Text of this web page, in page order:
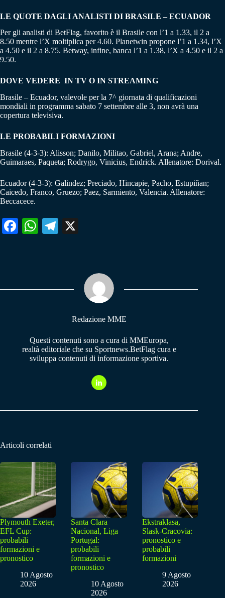
LE QUOTE DAGLI ANALISTI DI BRASILE – ECUADOR
Per gli analisti di BetFlag, favorito è il Brasile con l’1 a 1.33, il 2 a
8.50 mentre l’X moltiplica per 4.60. Planetwin propone l’1 a 1.34, l’X
a 4.50 e il 2 a 8.75. Betway, infine, banca l’1 a 1.38, l’X a 4.50 e il 2 a
9.50.
DOVE VEDERE IN TV O IN STREAMING
Brasile – Ecuador, valevole per la 7^ giornata di qualificazioni
mondiali in programma sabato 7 settembre alle 3, non avrà una
copertura televisiva.
LE PROBABILI FORMAZIONI
Brasile (4-3-3): Alisson; Danilo, Militao, Gabriel, Arana; Andre,
Guimaraes, Paqueta; Rodrygo, Vinicius, Endrick. Allenatore: Dorival.
Ecuador (4-3-3): Galindez; Preciado, Hincapie, Pacho, Estupiñan;
Caicedo, Franco, Gruezo; Paez, Sarmiento, Valencia. Allenatore:
Beccacece.
Fa W
pp
Te
m
Redazione MME
Questi contenuti sono a cura di MMEuropa,
realtà editoriale che su Sportnews.BetFlag cura e
sviluppa contenuti di informazione sportiva.
Articoli correlati
Plymouth Exeter,
EFL Cup:
probabili
formazioni e
pronostico
10 Agosto
2026
Santa Clara
Nacional, Liga
Portugal:
probabili
formazioni e
pronostico
10 Agosto
2026
Ekstraklasa,
Slask-Cracovia:
pronostico e
probabili
formazioni
9 Agosto
2026